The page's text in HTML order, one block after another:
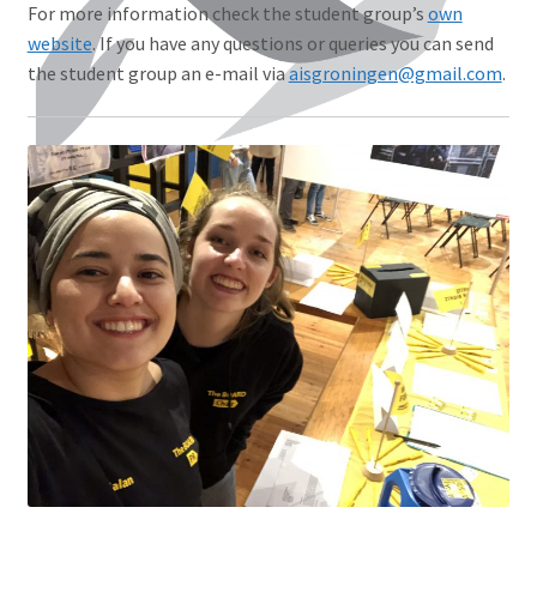
For more information check the student group’s own
website. If you have any questions or queries you can send
the student group an e-mail viaaisgroningen@gmail.com.